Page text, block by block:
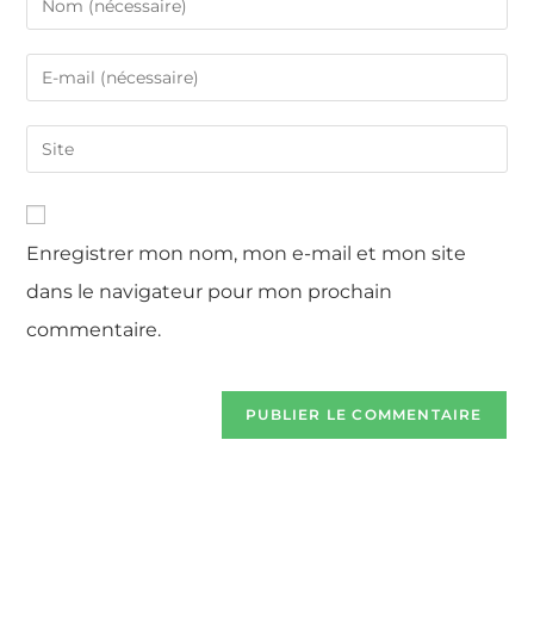
Enregistrer mon nom, mon e-mail et mon site
dans le navigateur pour mon prochain
commentaire.